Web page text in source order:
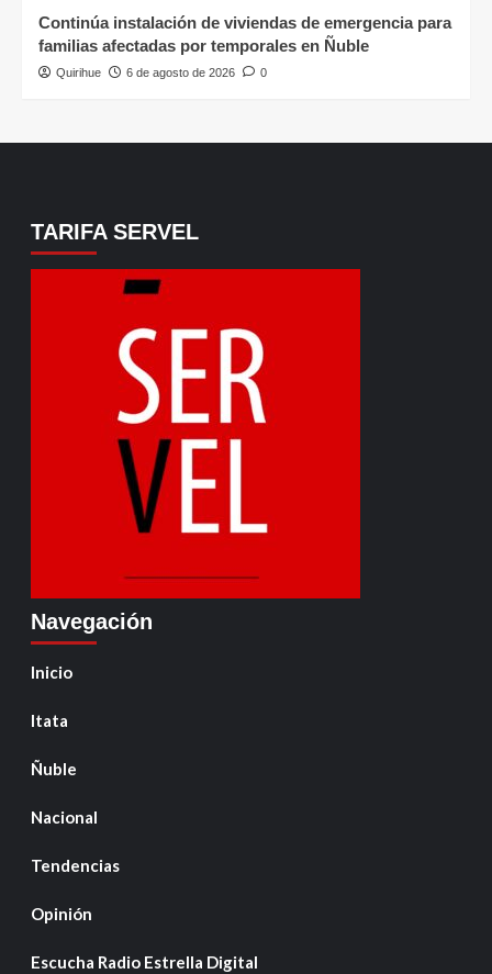
Continúa instalación de viviendas de emergencia para
familias afectadas por temporales en Ñuble
Quirihue 6 de agosto de 2026 0
TARIFA SERVEL
Navegación
Inicio
Itata
Ñuble
Nacional
Tendencias
Opinión
Escucha Radio Estrella Digital